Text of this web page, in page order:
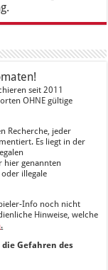
seit 2011
OHNE gültige
Recherche, jeder
Es liegt in der
hier genannten
illegale
Info noch nicht
Hinweise, welche
.
die Gefahren des